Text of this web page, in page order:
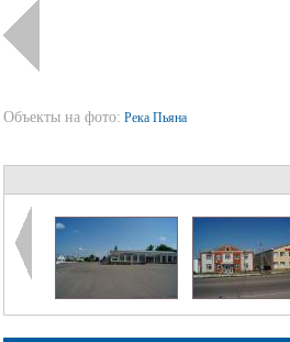
Объекты на фото: Река Пьяна